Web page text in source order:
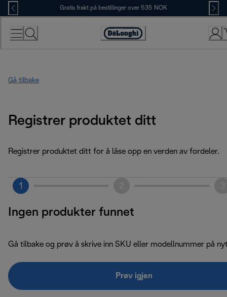
Skip
to
Content
Gratis frakt på bestillinger over 535 NOK
Accessibility
Gå tilbake
Registrer produktet ditt
Registrer produktet ditt for å låse opp en verden av fordeler.
1
Ingen produkter funnet
Gå tilbake og prøv å skrive inn SKU eller modellnummer på
Prøv igjen